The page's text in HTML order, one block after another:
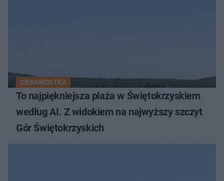
CIEKAWOSTKA
To najpiękniejsza plaża w Świętokrzyskiem
według AI. Z widokiem na najwyższy szczyt
Gór Świętokrzyskich